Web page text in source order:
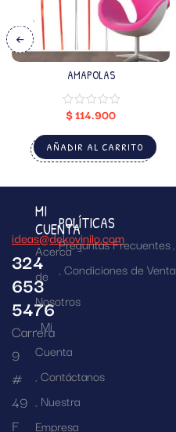
AMAPOLAS
$114.900
AÑADIR AL CARRITO
ideas@dekovinilo.com
324
653
5476
Carrera
9
#
49
F
MI
CUENTA
Acerca
de
Nosotros
Mi
Cuenta
Contáctanos
Nuestra
Empresa
POLÍTICAS
Preguntas Frecuentes
Condiciones de Venta